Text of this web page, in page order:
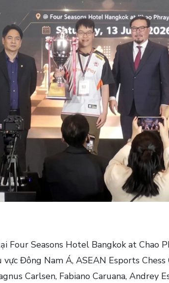
Seasons Hotel Bangkok at Chao
Đông Nam Á, ASEAN Esports
Carlsen, Fabiano Caruana, Andrey